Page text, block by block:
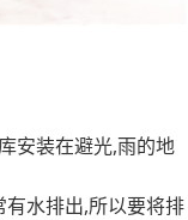
安装在避光,雨的地
水排出,所以要将排